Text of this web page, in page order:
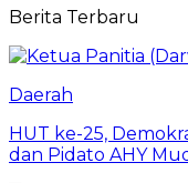
Berita Terbaru
Daerah
HUT ke-25,
dan Pidato AHY